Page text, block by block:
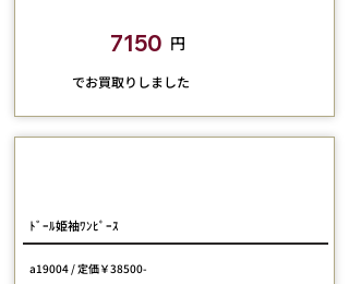
7150 円
​でお買取りしました
ﾄﾞｰﾙ姫袖ﾜﾝﾋﾟｰｽ
a19004 / 定価￥38500-